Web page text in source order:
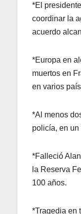
*El
coordinar la
acuerdo
*Europa en
muertos en
en varios
*Al menos
policía, en un
*Falleció
la Reserva
100 años.
*Tragedia en